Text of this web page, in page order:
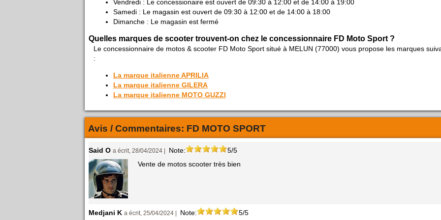
Vendredi : Le concessionaire est ouvert de 09:30 à 12:00 et de 14:00 à 19:00
Samedi : Le magasin est ouvert de 09:30 à 12:00 et de 14:00 à 18:00
Dimanche : Le magasin est fermé
Quelles marques de scooter trouvent-on chez le concessionnaire FD Moto Sport ?
Le concessionnaire de motos & scooter FD Moto Sport situé à MELUN (77000) vous propose les marques
:
La marque italienne APRILIA
La marque italienne GILERA
La marque italienne MOTO GUZZI
Avis / Commentaires: FD MOTO SPORT
Said O a écrit, 28/04/2024 | Note:
5/5
Vente de motos scooter très bien
Medjani K a écrit, 25/04/2024 | Note: 5/5